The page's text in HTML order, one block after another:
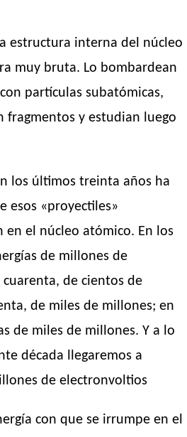
estructura interna del núcleo
muy bruta. Lo bombardean
partículas subatómicas,
fragmentos y estudian luego
los últimos treinta años ha
esos «proyectiles»
el núcleo atómico. En los
de millones de
de cientos de
de miles de millones; en
de miles de millones. Y a lo
década llegaremos a
de electronvoltios
con que se irrumpe en el